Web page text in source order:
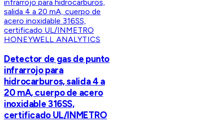
HONEYWELL ANALYTICS
Detector de gas de punto
infrarrojo para
hidrocarburos, salida 4 a
20 mA, cuerpo de acero
inoxidable 316SS,
certificado UL/INMETRO